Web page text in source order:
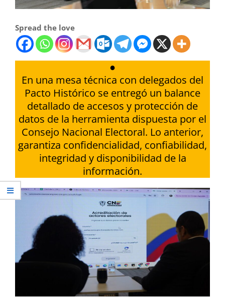
Spread the love
●
En una mesa técnica con delegados del
Pacto Histórico se entregó un balance
detallado de accesos y protección de
datos de la herramienta dispuesta por el
Consejo Nacional Electoral. Lo anterior,
garantiza confidencialidad, confiabilidad,
integridad y disponibilidad de la
información.